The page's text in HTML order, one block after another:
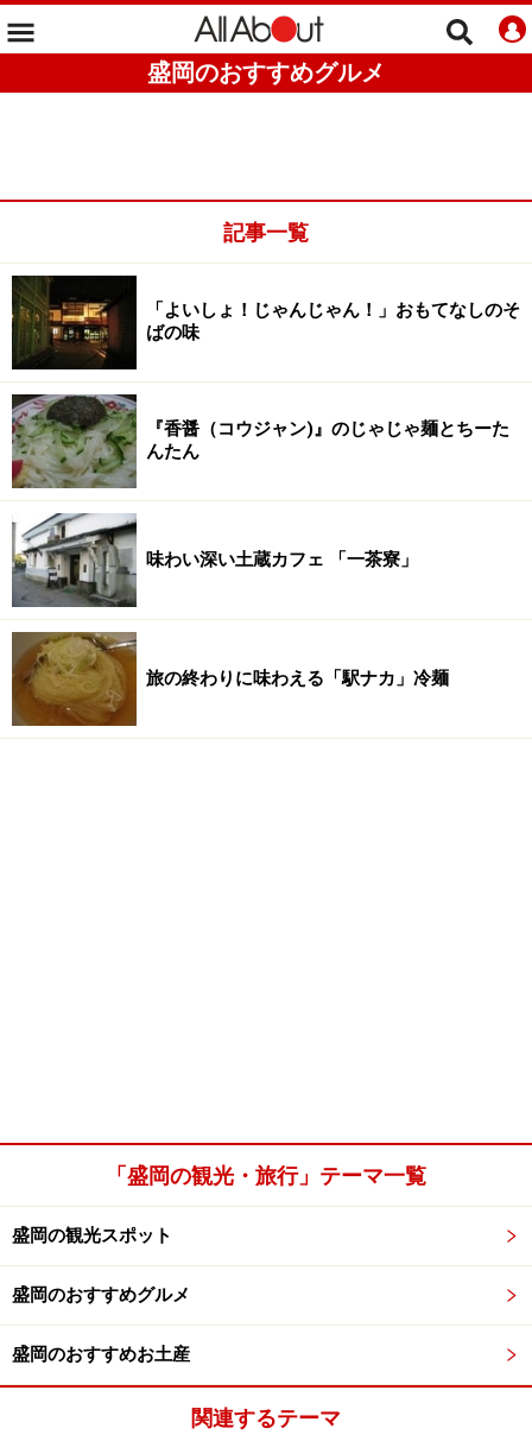
盛岡のおすすめグルメ
記事一覧
「よいしょ！じゃんじゃん！」おもてなしのそ
ばの味
『香醤（コウジャン)』のじゃじゃ麺とちーた
んたん
味わい深い土蔵カフェ 「一茶寮」
旅の終わりに味わえる「駅ナカ」冷麺
「盛岡の観光・旅行」テーマ一覧
盛岡の観光スポット
盛岡のおすすめグルメ
盛岡のおすすめお土産
関連するテーマ